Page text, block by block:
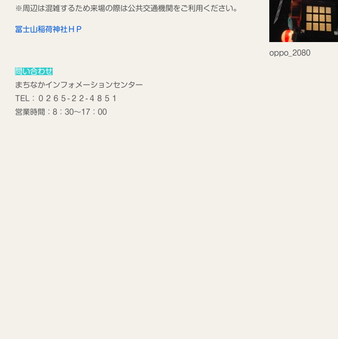
oppo_2080
※周辺は混雑するため来場の際は公共交通機関をご利用ください。
冨士山稲荷神社ＨＰ
問い合わせ
まちなかインフォメーションセンター
TEL：０２６５-２２-４８５１
営業時間：8：30～17：00